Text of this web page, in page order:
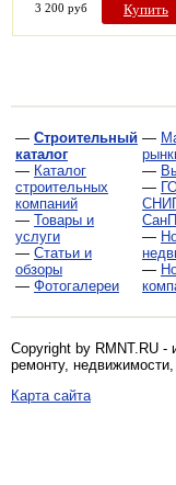
3 200 руб Купить
— Строительный
каталог
— Каталог
строительных
компаний
— Товары и
услуги
— Статьи и
обзоры
— Фотогалереи
—
—
—
—
—
Copyright by RMNT.RU -
ремонту,
Карта сайта